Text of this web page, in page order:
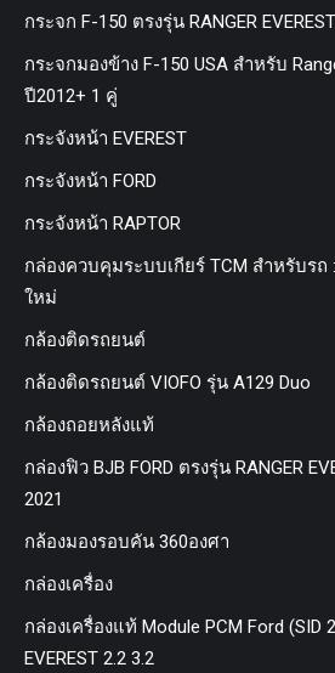
กระจก F-150 ตรงรุ่น RANGER
กระจกมองข้าง F-150 USA สำหรับ
ปี2012+ 1 คู่
กระจังหน้า EVEREST
กระจังหน้า FORD
กระจังหน้า RAPTOR
กล่องควบคุมระบบเกียร์ TCM สำหรับรถ
ใหม่
กล้องติดรถยนต์
กล้องติดรถยนต์ VIOFO รุ่น A129 Duo
กล้องถอยหลังแท้
กล่องฟิว BJB FORD ตรงรุ่น RANGER
2021
กล้องมองรอบคัน 360องศา
กล่องเครื่อง
กล่องเครื่องแท้ Module PCM Ford (SID
EVEREST 2.2 3.2